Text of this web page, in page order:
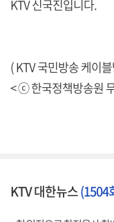
KTV 신국진입니다.
( KTV 국민방송 케이
< ⓒ 한국정책방송원
KTV 대한뉴스(1504